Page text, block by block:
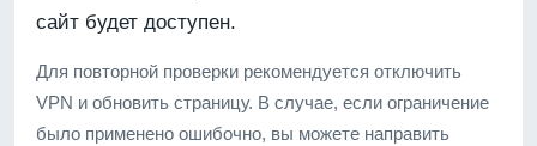
сайт будет доступен.
Для повторной проверки рекомендуется отключить
VPN и обновить страницу. В случае, если ограничение
было применено ошибочно, вы можете направить